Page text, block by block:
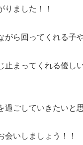
りました！！
がら回ってくれる子
止まってくれる優し
過ごしていきたいと
会いしましょう！！